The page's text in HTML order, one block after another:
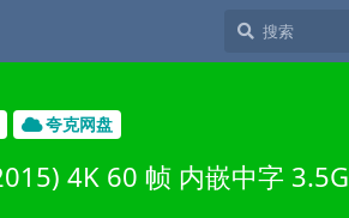
夸克网盘
4K 60 帧 内嵌中字 3.5G